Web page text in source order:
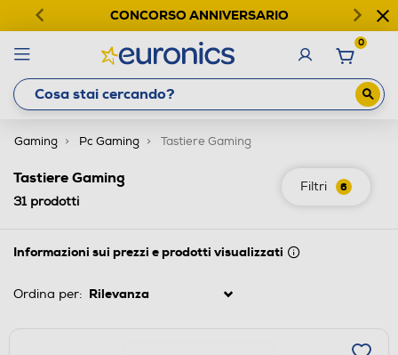
CONCORSO ANNIVERSARIO
0
Gaming Pc Gaming Tastiere Gaming
Filtri 6
Tastiere Gaming
31prodotti
Informazioni sui prezzi e prodotti visualizzati
Ordina per: